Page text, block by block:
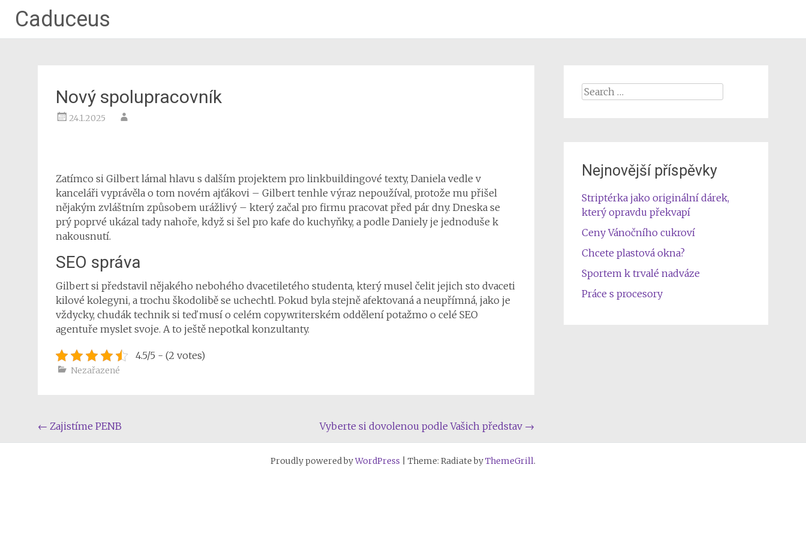
Caduceus
Nový spolupracovník
24.1.2025
Zatímco si Gilbert lámal hlavu s dalším projektem pro linkbuildingové texty, Daniela vedle v
kanceláři vyprávěla o tom novém ajťákovi – Gilbert tenhle výraz nepoužíval, protože mu přišel
nějakým zvláštním způsobem urážlivý – který začal pro firmu pracovat před pár dny. Dneska se
prý poprvé ukázal tady nahoře, když si šel pro kafe do kuchyňky, a podle Daniely je jednoduše k
nakousnutí.
SEO správa
Gilbert si představil nějakého nebohého dvacetiletého studenta, který musel čelit jejich sto dvaceti
kilové kolegyni, a trochu škodolibě se uchechtl. Pokud byla stejně afektovaná a neupřímná, jako je
vždycky, chudák technik si teď musí o celém copywriterském oddělení potažmo o celé SEO
agentuře myslet svoje. A to ještě nepotkal konzultanty.
4.5/5 - (2 votes)
Nezařazené
Post
navigation
← Zajistíme PENB Vyberte si dovolenou podle Vašich představ →
Search
Nejnovější příspěvky
Striptérka jako originální dárek,
který opravdu překvapí
Ceny Vánočního cukroví
Chcete plastová okna?
Sportem k trvalé nadváze
Práce s procesory
Proudly powered byWordPress Theme: Radiate byThemeGrill.